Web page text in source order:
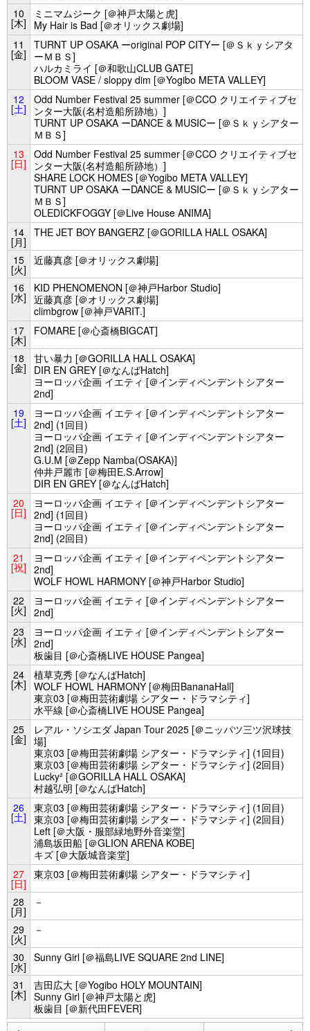
10
[木]
ミニマムジーク [＠神戸太陽と虎]
My Hair is Bad [＠オリックス劇場]
11
[金]
TURNT UP OSAKA ーoriginal POP CITYー [＠Ｓｋｙシアタ
ーＭＢＳ]
ハルカミライ [＠和歌山CLUB GATE]
BLOOM VASE / sloppy dim [＠Yogibo META VALLEY]
12
[土]
Odd Number Festival 25 summer [＠CCO クリエイティブセ
ンター大阪(名村造船所跡地）]
TURNT UP OSAKA ーDANCE & MUSICー [＠Ｓｋｙシアター
ＭＢＳ]
13
[日]
Odd Number Festival 25 summer [＠CCO クリエイティブセ
ンター大阪(名村造船所跡地）]
SHARE LOCK HOMES [＠Yogibo META VALLEY]
TURNT UP OSAKA ーDANCE & MUSICー [＠Ｓｋｙシアター
ＭＢＳ]
OLEDICKFOGGY [＠Live House ANIMA]
14
[月]
THE JET BOY BANGERZ [＠GORILLA HALL OSAKA]
15
[火]
近藤真彦 [＠オリックス劇場]
16
[水]
KID PHENOMENON [＠神戸Harbor Studio]
近藤真彦 [＠オリックス劇場]
climbgrow [＠神戸VARIT.]
17
[木]
FOMARE [＠心斎橋BIGCAT]
18
[金]
甘い暴力 [＠GORILLA HALL OSAKA]
DIR EN GREY [＠なんばHatch]
ヨーロッパ企画 イエティ [＠インディペンデントシアター
2nd]
19
[土]
ヨーロッパ企画 イエティ [＠インディペンデントシアター
2nd] (1回目)
ヨーロッパ企画 イエティ [＠インディペンデントシアター
2nd] (2回目)
G.U.M [＠Zepp Namba(OSAKA)]
仲井戸麗市 [＠梅田E.S.Arrow]
DIR EN GREY [＠なんばHatch]
20
[日]
ヨーロッパ企画 イエティ [＠インディペンデントシアター
2nd] (1回目)
ヨーロッパ企画 イエティ [＠インディペンデントシアター
2nd] (2回目)
21
[祝]
ヨーロッパ企画 イエティ [＠インディペンデントシアター
2nd]
WOLF HOWL HARMONY [＠神戸Harbor Studio]
22
[火]
ヨーロッパ企画 イエティ [＠インディペンデントシアター
2nd]
23
[水]
ヨーロッパ企画 イエティ [＠インディペンデントシアター
2nd]
板歯目 [＠心斎橋LIVE HOUSE Pangea]
24
[木]
植草克秀 [＠なんばHatch]
WOLF HOWL HARMONY [＠梅田BananaHall]
東京03 [＠梅田芸術劇場 シアター・ドラマシティ]
水平線 [＠心斎橋LIVE HOUSE Pangea]
25
[金]
レアル・ソシエダ Japan Tour 2025 [＠ニッパツ三ツ沢球技
場]
東京03 [＠梅田芸術劇場 シアター・ドラマシティ] (1回目)
東京03 [＠梅田芸術劇場 シアター・ドラマシティ] (2回目)
Lucky² [＠GORILLA HALL OSAKA]
村越弘明 [＠なんばHatch]
26
[土]
東京03 [＠梅田芸術劇場 シアター・ドラマシティ] (1回目)
東京03 [＠梅田芸術劇場 シアター・ドラマシティ] (2回目)
Left [＠大阪・服部緑地野外音楽堂]
浦島坂田船 [＠GLION ARENA KOBE]
キズ [＠大阪城音楽堂]
27
[日]
東京03 [＠梅田芸術劇場 シアター・ドラマシティ]
28
[月]
－
29
[火]
－
30
[水]
Sunny Girl [＠福島LIVE SQUARE 2nd LINE]
31
[木]
吉田広大 [＠Yogibo HOLY MOUNTAIN]
Sunny Girl [＠神戸太陽と虎]
板歯目 [＠新代田FEVER]